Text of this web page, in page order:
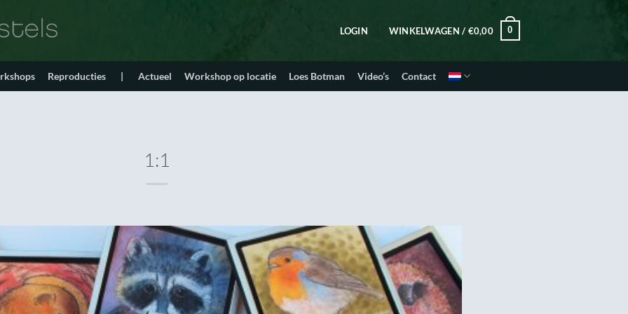
LOGIN WINKELWAGEN / €0,00 0
Reproducties | Actueel Workshop op locatie Loes Botman Video’s Contact
1:1